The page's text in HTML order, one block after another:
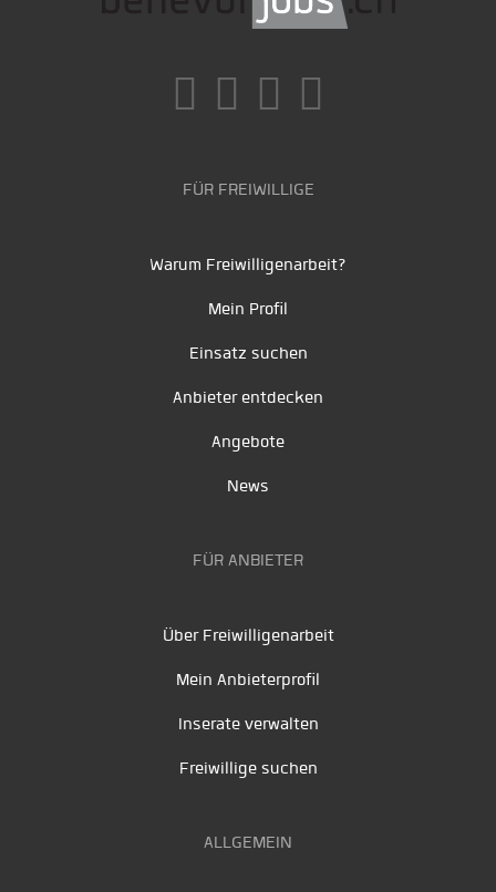
FÜR FREIWILLIGE
Warum Freiwilligenarbeit?
Mein Profil
Einsatz suchen
Anbieter entdecken
Angebote
News
FÜR ANBIETER
Über Freiwilligenarbeit
Mein Anbieterprofil
Inserate verwalten
Freiwillige suchen
ALLGEMEIN